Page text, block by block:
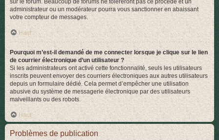
sur le forum. Beaucoup de forums ne toléreront pas ce procédé et un
administrateur ou un modérateur pourra vous sanctionner en abaissant
votre compteur de messages.
Haut
Pourquoi m’est-il demandé de me connecter lorsque je clique sur le lien
de courrier électronique d’un utilisateur ?
Si les administrateurs ont activé cette fonctionnalité, seuls les utilisateurs
inscrits peuvent envoyer des courriers électroniques aux autres utilisateurs
depuis un formulaire dédié. Cela permet d’empêcher une utilisation
abusive du système de messagerie électronique par des utilisateurs
malveillants ou des robots.
Haut
Problèmes de publication